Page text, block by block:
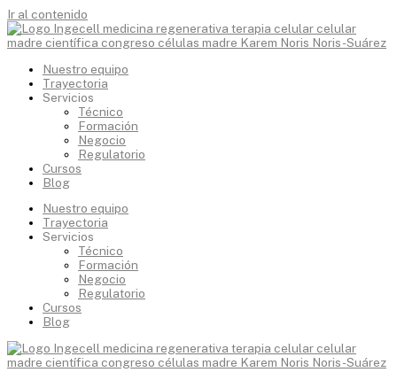
Ir al contenido
Nuestro equipo
Trayectoria
Servicios
Técnico
Formación
Negocio
Regulatorio
Cursos
Blog
Nuestro equipo
Trayectoria
Servicios
Técnico
Formación
Negocio
Regulatorio
Cursos
Blog